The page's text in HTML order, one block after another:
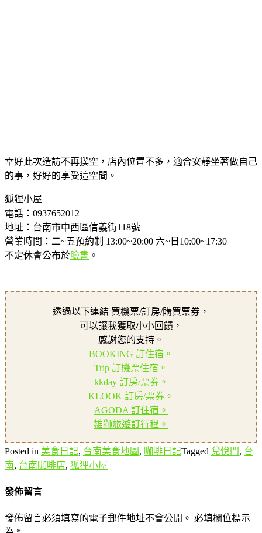
幸好此次造訪不再撲空，店內位置不多，適合安靜坐著做自己
的事，好好的享受這空間。
狐狸小屋
電話：0937652012
地址：台南市中西區信義街118號
營業時間：二~五預約制 13:00~20:00 六~日10:00~17:30
不定休會公布於臉書 。
透過以下連結 買機票/訂房/購買票券，
可以讓我獲取小小回饋，
感謝您的支持。
BOOKING 訂住宿。
Trip 訂機票住宿。
kkday 訂房/票券。
KLOOK 訂房/票券。
AGODA 訂住宿。
雄獅旅遊訂行程。
Posted in 美食日記, 台南美食地圖 , 咖啡日記Tagged 兌悅門, 台
南, 台南咖啡店, 狐狸小屋
發佈留言
發佈留言必須填寫的電子郵件地址不會公開。 必填欄位標示